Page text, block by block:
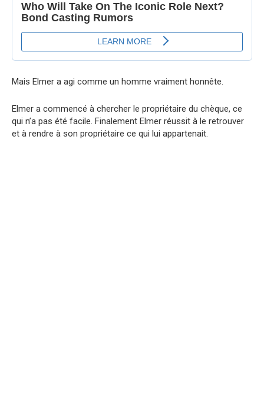
Mais Elmer a agi comme un homme vraiment honnête.
Elmer a commencé à chercher le propriétaire du chèque, ce
qui n’a pas été facile. Finalement Elmer réussit à le retrouver
et à rendre à son propriétaire ce qui lui appartenait.